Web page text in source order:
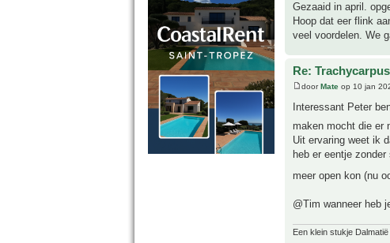
Gezaaid in april.
Hoop dat eer flink
veel voordelen. We
Re:
doorMate op 10 jan
Interessant Peter
maken mocht die er
Uit ervaring weet ik
heb er eentje
meer open kon (nu
@Tim wanneer heb
Een klein stukje